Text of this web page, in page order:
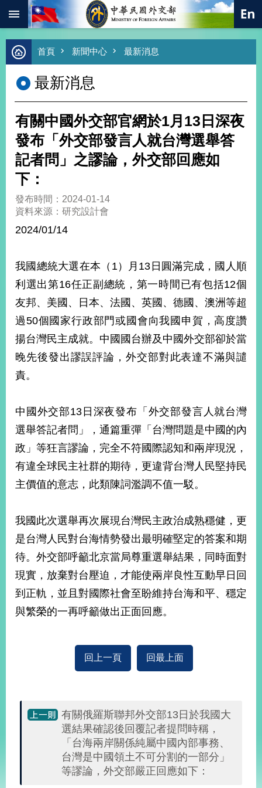
跳到主要內容區塊
進
階
尋
熱
總
合
外
交
價
值
經
濟
日
不
落
國
台
海
平
照
回
頁
網
站
覽
關
本
部
新
聞
中
心
外
傳
首頁 新聞中心 最新消息
最新消息
有關中國外交部官網於1月13日深夜
發布「外交部發言人就台灣選舉答
記者問」之謬論，外交部回應如
下：
發布時間：2024-01-14
資料來源：研究設計會
2024/01/14
我國總統大選在本（1）月13日圓滿完成，國人順
利選出第16任正副總統，第一時間已有包括12個
友邦、美國、日本、法國、英國、德國、澳洲等超
過50個國家行政部門或國會向我國申賀，高度讚
揚台灣民主成就。中國國台辦及中國外交部卻於當
晚先後發出謬誤評論，外交部對此表達不滿與譴
責。
中國外交部13日深夜發布「外交部發言人就台灣
選舉答記者問」，通篇重彈「台灣問題是中國的內
政」等狂言謬論，完全不符國際認知和兩岸現況，
有違全球民主社群的期待，更違背台灣人民堅持民
主價值的意志，此類陳詞濫調不值一駁。
我國此次選舉再次展現台灣民主政治成熟穩健，更
是台灣人民對台海情勢發出最明確堅定的答案和期
待。外交部呼籲北京當局尊重選舉結果，同時面對
現實，放棄對台壓迫，才能使兩岸良性互動早日回
到正軌，並且對國際社會至盼維持台海和平、穩定
與繁榮的一再呼籲做出正面回應。
回上一頁 回最上面
有關俄羅斯聯邦外交部13日於我國大
選結果確認後回覆記者提問時稱，
「台海兩岸關係純屬中國內部事務、
台灣是中國領土不可分割的一部分」
等謬論，外交部嚴正回應如下：